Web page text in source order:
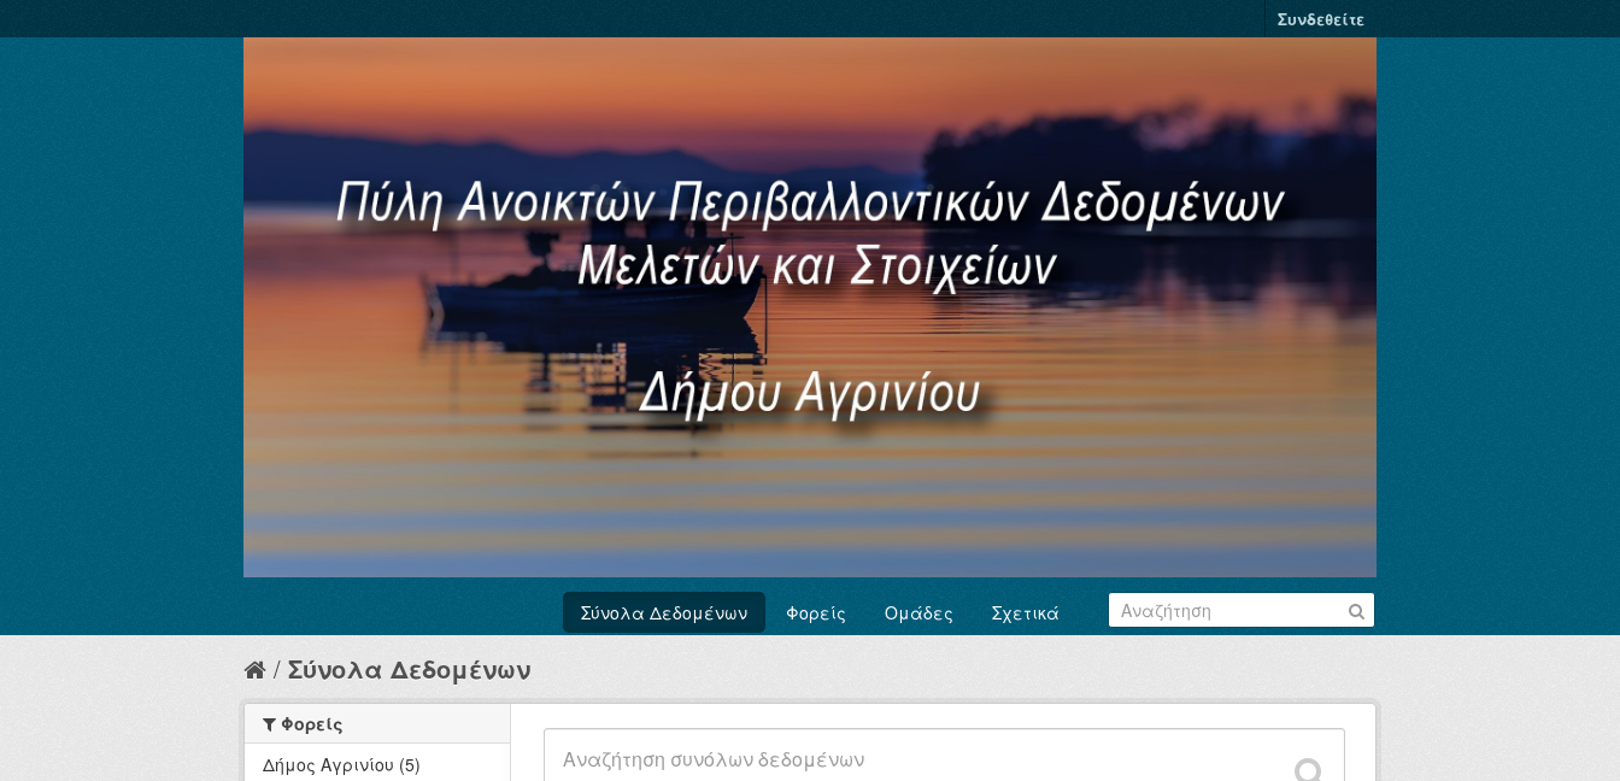
Συνδεθείτε
Σύνολα Δεδομένων Φορείς Ομάδες Σχετικά
Σύνολα Δεδομένων
Φορείς
Δήμος Αγρινίου (5)